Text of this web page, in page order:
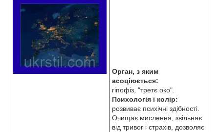
Орган, з яким
асоціюється:
гіпофіз, "третє око".
Психологія і колір:
розвиває психічні здібності.
Очищає мислення, звільняє
від тривог і страхів, дозволяє